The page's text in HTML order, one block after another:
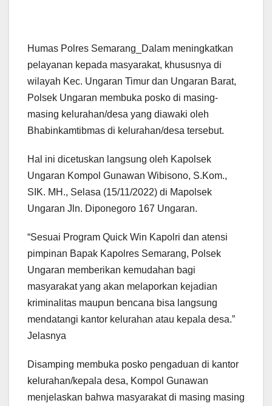
Humas Polres Semarang_Dalam meningkatkan
pelayanan kepada masyarakat, khususnya di
wilayah Kec. Ungaran Timur dan Ungaran Barat,
Polsek Ungaran membuka posko di masing-
masing kelurahan/desa yang diawaki oleh
Bhabinkamtibmas di kelurahan/desa tersebut.
Hal ini dicetuskan langsung oleh Kapolsek
Ungaran Kompol Gunawan Wibisono, S.Kom.,
SIK. MH., Selasa (15/11/2022) di Mapolsek
Ungaran Jln. Diponegoro 167 Ungaran.
“Sesuai Program Quick Win Kapolri dan atensi
pimpinan Bapak Kapolres Semarang, Polsek
Ungaran memberikan kemudahan bagi
masyarakat yang akan melaporkan kejadian
kriminalitas maupun bencana bisa langsung
mendatangi kantor kelurahan atau kepala desa.”
Jelasnya
Disamping membuka posko pengaduan di kantor
kelurahan/kepala desa, Kompol Gunawan
menjelaskan bahwa masyarakat di masing masing